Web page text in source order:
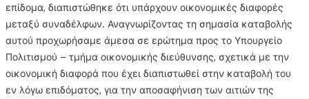
επίδομα, διαπιστώθηκε ότι υπάρχουν οικονομικές διαφορές
μεταξύ συναδέλφων. Αναγνωρίζοντας τη σημασία καταβολής
αυτού προχωρήσαμε άμεσα σε ερώτημα προς το Υπουργείο
Πολιτισμού – τμήμα οικονομικής διεύθυνσης, σχετικά με την
οικονομική διαφορά που έχει διαπιστωθεί στην καταβολή του
εν λόγω επιδόματος, για την αποσαφήνιση των αιτιών της